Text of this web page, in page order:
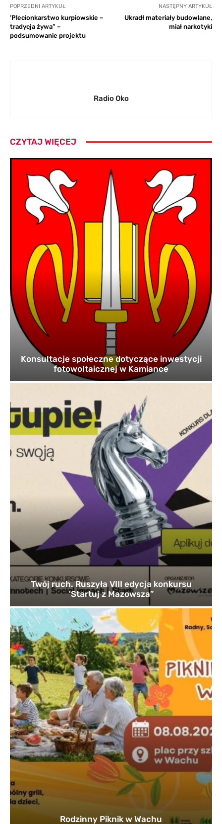
POPRZEDNI ARTYKUŁ
’Plecionkarstwo kurpiowskie –
tradycja żywa” –
podsumowanie projektu
NASTĘPNY ARTYKUŁ
Ukradł materiały budowlane,
miał narkotyki
Radio Oko
CZYTAJ WIĘCEJ
Konsultacje społeczne dotyczące inwestycji
fotowoltaicznej w Kamiance
Twój ruch. Ruszyła VIII edycja konkursu
'Startuj z Mazowsza”
Rodzinny Piknik w Wachu